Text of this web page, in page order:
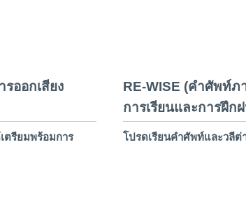
ออกเสียง
ตรียมพร้อมการ
RE-WISE (คำศัพท์
การเรียนและการฝึก
โปรดเรียนคำศัพท์และวลีต่